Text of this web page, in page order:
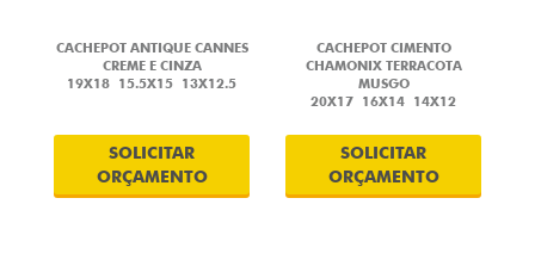
CACHEPOT ANTIQUE CANNES
CREME E CINZA
19X18 15.5X15 13X12.5
SOLICITAR
ORÇAMENTO
CACHEPOT CIMENTO
CHAMONIX TERRACOTA
MUSGO
20X17 16X14 14X12
SOLICITAR
ORÇAMENTO